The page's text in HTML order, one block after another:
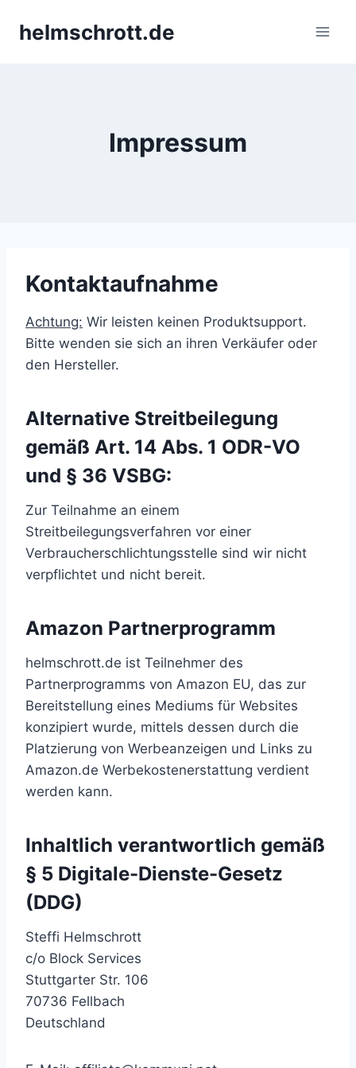
Inhalthelmschrott.de
Impressum
Kontaktaufnahme
Achtung: Wir leisten keinen Produktsupport.
Bitte wenden sie sich an ihren Verkäufer oder
den Hersteller.
Alternative Streitbeilegung
gemäß Art. 14 Abs. 1 ODR-VO
und § 36 VSBG:
Zur Teilnahme an einem
Streitbeilegungsverfahren vor einer
Verbraucherschlichtungsstelle sind wir nicht
verpflichtet und nicht bereit.
Amazon Partnerprogramm
helmschrott.de ist Teilnehmer des
Partnerprogramms von Amazon EU, das zur
Bereitstellung eines Mediums für Websites
konzipiert wurde, mittels dessen durch die
Platzierung von Werbeanzeigen und Links zu
Amazon.de Werbekostenerstattung verdient
werden kann.
Inhaltlich verantwortlich gemäß
§ 5 Digitale-Dienste-Gesetz
(DDG)
Steffi Helmschrott
c/o Block Services
Stuttgarter Str. 106
70736 Fellbach
Deutschland